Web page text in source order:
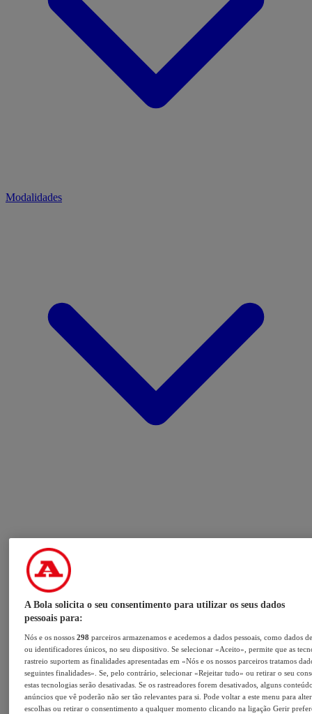
Modalidades
A Bola solicita o seu consentimento para utilizar os seus dados
pessoais para:
Nós e os nossos298 parceiros armazenamos e acedemos a dados pessoais, como dados
ou identificadores únicos, no seu dispositivo. Se selecionar «Aceito», permite que as
rastreio suportem as finalidades apresentadas em «Nós e os nossos parceiros tratamos
seguintes finalidades». Se, pelo contrário, selecionar «Rejeitar tudo» ou retirar o seu
estas tecnologias serão desativadas. Se os rastreadores forem desativados, alguns
anúncios que vê poderão não ser tão relevantes para si. Pode voltar a este menu para
escolhas ou retirar o consentimento a qualquer momento clicando na ligação Gerir